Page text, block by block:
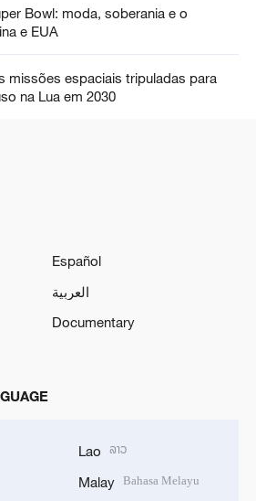
Bowl: moda, soberania e o
e EUA
missões espaciais tripuladas para
na Lua em 2030
Español
العربية
Documentary
Lao ລາວ
Malay Bahasa Melayu